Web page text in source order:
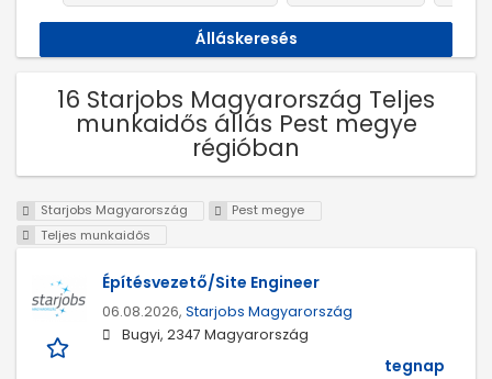
16 Starjobs Magyarország Teljes
munkaidős állás Pest megye
régióban
Starjobs Magyarország
Pest megye
Teljes munkaidős
Építésvezető/Site Engineer
06.08.2026, Starjobs Magyarország
Bugyi, 2347 Magyarország
tegnap